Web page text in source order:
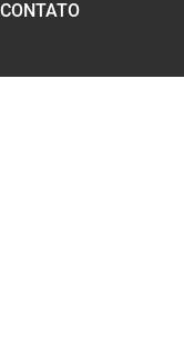
CONTATO